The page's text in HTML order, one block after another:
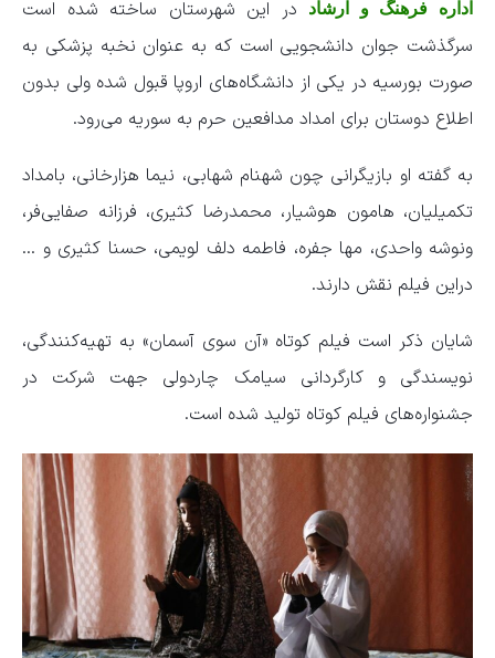
اداره فرهنگ و ارشاد
در این شهرستان ساخته شده است
سرگذشت جوان دانشجویی است که به عنوان نخبه پزشکی به
صورت بورسیه در یکی از دانشگاه‌های اروپا قبول شده ولی بدون
اطلاع دوستان برای امداد مدافعین حرم به سوریه می‌رود.
به گفته او بازیگرانی چون شهنام شهابی، نیما هزارخانی، بامداد
تکمیلیان، هامون هوشیار، محمدرضا کثیری، فرزانه صفایی‌فر،
ونوشه واحدی، مها جفره، فاطمه دلف لویمی، حسنا کثیری و …
دراین فیلم نقش دارند.
شایان ذکر است فیلم کوتاه «آن سوی آسمان» به تهیه‌کنندگی،
نویسندگی و کارگردانی سیامک چاردولی جهت شرکت در
جشنواره‌های فیلم کوتاه تولید شده است.